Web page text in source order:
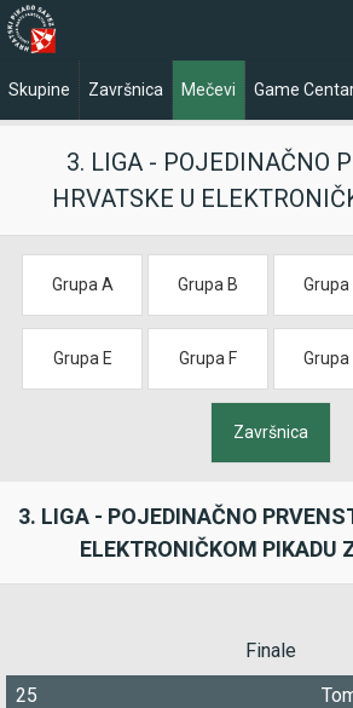
Skupine Završnica Mečevi Game
3. LIGA - POJEDINAČNO
HRVATSKE U
Grupa A Grupa B Grupa
Grupa E Grupa F Grupa
Završnica
3. LIGA - POJEDINAČNO
ELEKTRONIČKOM PIKADU
Finale
25